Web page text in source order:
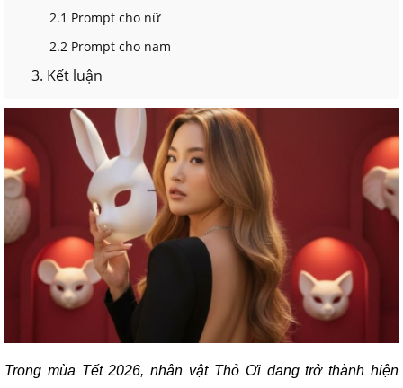
2.1 Prompt cho nữ
2.2 Prompt cho nam
3. Kết luận
Trong mùa Tết 2026, nhân vật Thỏ Ơi đang trở thành hiện